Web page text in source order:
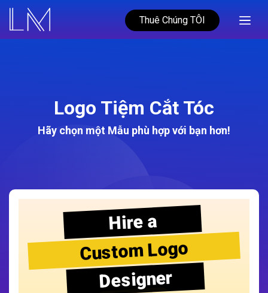
Thuê Chúng TÔI
Logo Tiệm Cắt Tóc
Hãy chọn một Mẫu phù hợp với bạn hơn!
Hire a
Custom Logo
Designer